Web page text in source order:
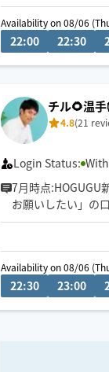
🌟お問合せ多い為
入の上お願いします
※予約可能な移動
プロフ必読⚠️
Availability on 08/06
22:00 22:30
チル🌻温
4.8(21
Login Status:
7月時点:HOGUGU
お願いしたい」の
一人ひとりのお身
🌿選んでいただけ
Availability on 08/06
22:30 23:00